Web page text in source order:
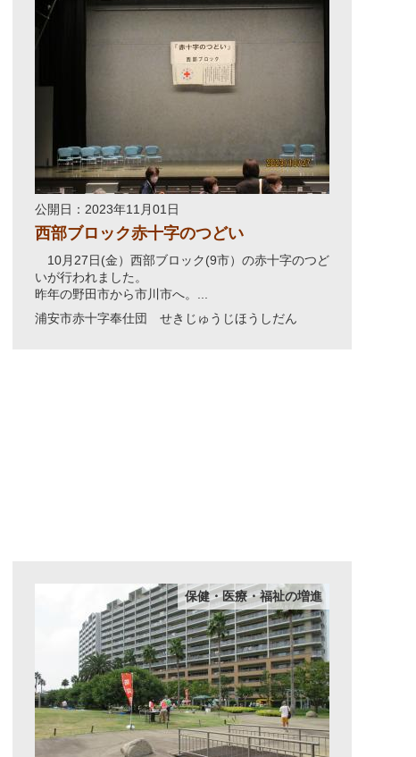
公開日：2023年11月01日
西部ブロック赤十字のつどい
10月27日(金）西部ブロック(9市）の赤十字のつど
いが行われました。
昨年の野田市から市川市へ。...
浦安市赤十字奉仕団 せきじゅうじほうしだん
保健・医療・福祉の増進